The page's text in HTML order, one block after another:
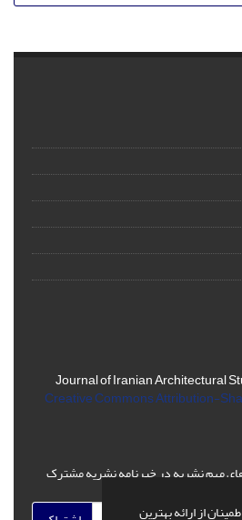
از ارائه بهترین
Journal of Iranian Architectural
Creative Commons Attribution-
های مهم نشریه در خبرنامه نشریه مشترک